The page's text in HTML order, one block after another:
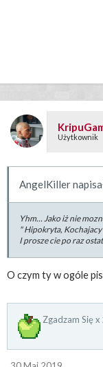
Użytkownik
AngelKiller
Yhm... Jako iż nie
" Hipokryta,
I prosze cie po raz
O czym ty w ogóle
Zgadzam Się x